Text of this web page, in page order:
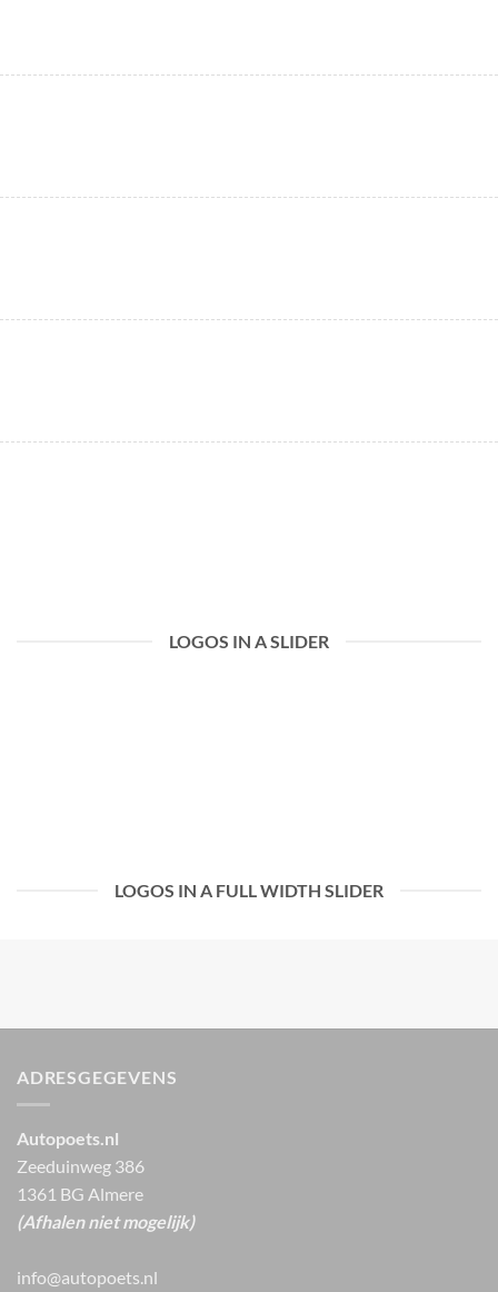
LOGOS IN A SLIDER
LOGOS IN A FULL WIDTH SLIDER
ADRESGEGEVENS
Autopoets.nl
Zeeduinweg 386
1361 BG Almere
(Afhalen niet mogelijk)
info@autopoets.nl